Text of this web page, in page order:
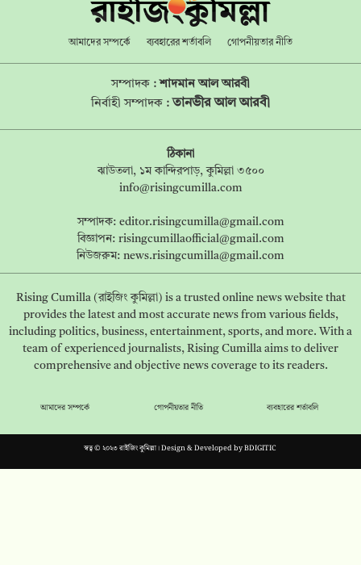
আমাদের সম্পর্কে ব্যবহারের শর্তাবলি গোপনীয়তার নীতি
সম্পাদক :শাদমান আল আরবী
নির্বাহী সম্পাদক : তানভীর আল আরবী
ঠিকানা
ঝাউতলা, ১ম কান্দিরপাড়, কুমিল্লা ৩৫০০
info@risingcumilla.com
সম্পাদক: editor.risingcumilla@gmail.com
বিজ্ঞাপন: risingcumillaofficial@gmail.com
নিউজরুম: news.risingcumilla@gmail.com
Rising Cumilla (রাইজিং কুমিল্লা) is a trusted online news website that
provides the latest and most accurate news from various fields,
including politics, business, entertainment, sports, and more. With a
team of experienced journalists, Rising Cumilla aims to deliver
comprehensive and objective news coverage to its readers.
আমাদের সম্পর্কে গোপনীয়তার নীতি ব্যবহারের শর্তাবলি
স্বত্ব © ২০২৩ রাইজিং কুমিল্লা। Design & Developed byBDIGITIC